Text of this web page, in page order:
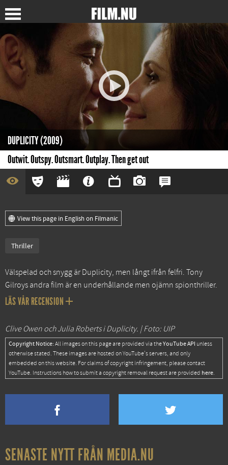
DUPLICITY (2009)
Outwit. Outspy. Outsmart. Outplay. Then get out
View this page in English on Filmanic
Thriller
Välspelad och snygg är Duplicity, men långt ifrån felfri. Tony
Gilroys andra film är en underhållande men ojämn spionthriller.
LÄS VÅR RECENSION
Clive Owen och Julia Roberts i Duplicity. | Foto: UIP
Copyright Notice: All images on this page are provided via theYouTube API unless
otherwise stated. These images are hosted on YouTube's servers, and only
embedded on this website. For claims of copyright infringement, please contact
YouTube. Instructions how to submit a copyright removal request are provided here.
SENASTE NYTT FRÅN MEDIA.NU